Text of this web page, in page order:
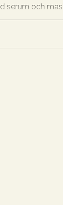
serum och
Använd
4. Skydda: